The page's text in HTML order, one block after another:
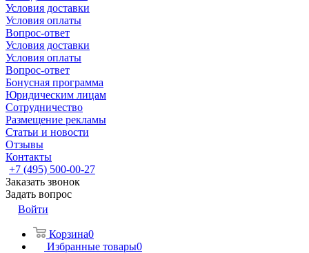
Условия доставки
Условия оплаты
Вопрос-ответ
Условия доставки
Условия оплаты
Вопрос-ответ
Бонусная программа
Юридическим лицам
Сотрудничество
Размещение рекламы
Статьи и новости
Отзывы
Контакты
+7 (495) 500-00-27
Заказать звонок
Задать вопрос
Войти
Корзина0
Избранные товары0